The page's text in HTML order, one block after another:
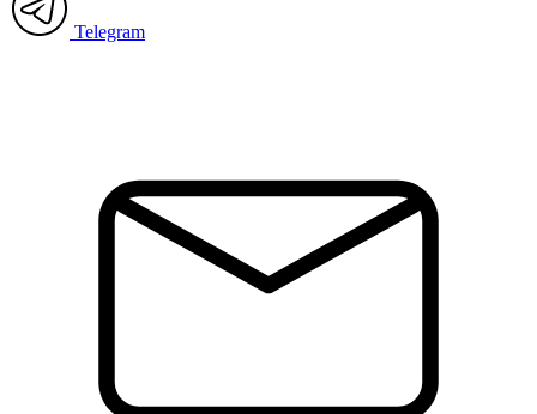
Telegram